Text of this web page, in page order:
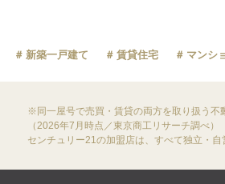
新築一戸建て 賃貸住宅 マンシ
※同一屋号で売買・賃貸の両方を取り扱う不
（2026年7月時点／東京商工リサーチ調べ）
センチュリー21の加盟店は、すべて独立・自